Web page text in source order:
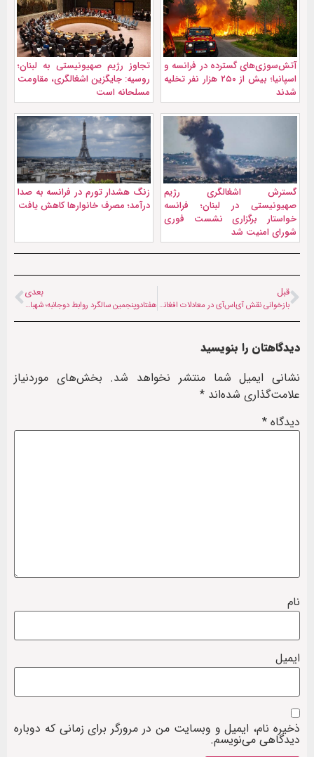
آتش‌سوزی‌های گسترده در فرانسه و
اسپانیا؛ بیش از ۲۵۰ هزار نفر تخلیه
شدند
تجاوز رژیم صهیونیستی به لبنان؛
روسیه: جایگزین اشغالگری، مقاومت
مسلحانه است
گسترش اشغالگری رژیم
صهیونیستی در لبنان؛ فرانسه
خواستار برگزاری نشست فوری
شورای امنیت شد
زنگ هشدار تورم در فرانسه به صدا
درآمد؛ مصرف خانوارها کاهش یافت
قبل
بازخوانی نقش آی‌اس‌آی در معادلات افغانستان؛ چرا دولتی مستقل در کابل تهدیدی علیه پاکستان است؟
بعدی
هفتادوپنجمین سالگرد روابط دوجانبه؛ شهباز شریف به چین رفت
دیدگاهتان را بنویسید
نشانی ایمیل شما منتشر نخواهد شد. بخش‌های موردنیاز
علامت‌گذاری شده‌اند *
دیدگاه *
نام
ایمیل
ذخیره نام، ایمیل و وبسایت من در مرورگر برای زمانی که دوباره
دیدگاهی می‌نویسم.